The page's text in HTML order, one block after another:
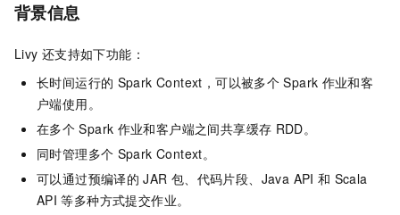
背景信息
Livy 还支持如下功能：
长时间运行的 Spark Context，可以被多个 Spark 作业和客
户端使用。
在多个 Spark 作业和客户端之间共享缓存 RDD。
同时管理多个 Spark Context。
可以通过预编译的 JAR 包、代码片段、Java API 和 Scala
API 等多种方式提交作业。